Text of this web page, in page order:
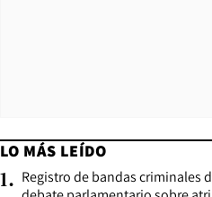
LO MÁS LEÍDO
1. Registro de bandas criminales